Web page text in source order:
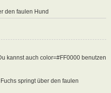
den faulen Hund
kannst auch color=#FF0000 benutzen
springt über den faulen